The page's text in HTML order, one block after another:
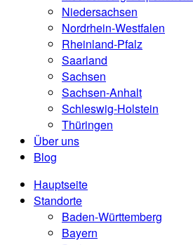
Niedersachsen
Nordrhein-Westfalen
Rheinland-Pfalz
Saarland
Sachsen
Sachsen-Anhalt
Schleswig-Holstein
Thüringen
Über uns
Blog
Hauptseite
Standorte
Baden-Württemberg
Bayern